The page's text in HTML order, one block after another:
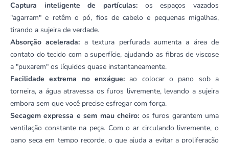
Captura inteligente de partículas: os espaços vazados
"agarram" e retêm o pó, fios de cabelo e pequenas migalhas,
tirando a sujeira de verdade.
Absorção acelerada: a textura perfurada aumenta a área de
contato do tecido com a superfície, ajudando as fibras de viscose
a "puxarem" os líquidos quase instantaneamente.
Facilidade extrema no enxágue: ao colocar o pano sob a
torneira, a água atravessa os furos livremente, levando a sujeira
embora sem que você precise esfregar com força.
Secagem expressa e sem mau cheiro: os furos garantem uma
ventilação constante na peça. Com o ar circulando livremente, o
pano seca em tempo recorde, o que ajuda a evitar a proliferação